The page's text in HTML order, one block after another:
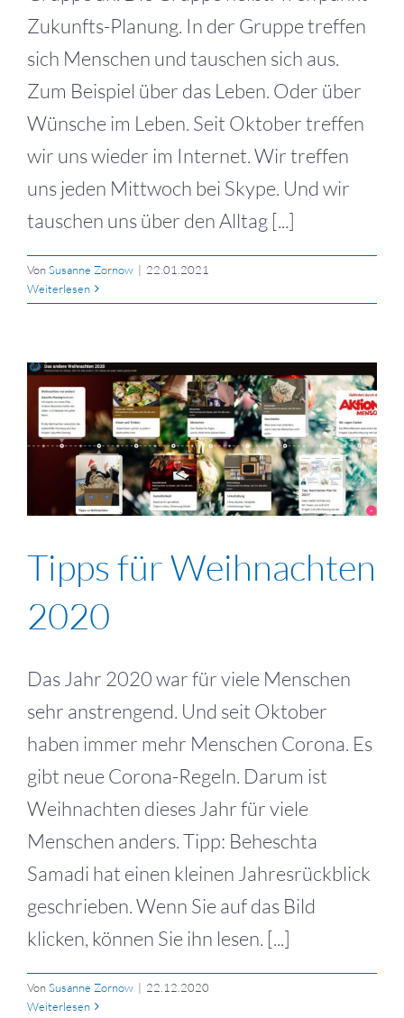
Zukunfts-Planung. In der Gruppe treffen
sich Menschen und tauschen sich aus.
Zum Beispiel über das Leben. Oder über
Wünsche im Leben. Seit Oktober treffen
wir uns wieder im Internet. Wir treffen
uns jeden Mittwoch bei Skype. Und wir
tauschen uns über den Alltag [...]
VonSusanne Zornow | 22.01.2021
Weiterlesen
Tipps für Weihnachten
2020
Das Jahr 2020 war für viele Menschen
sehr anstrengend. Und seit Oktober
haben immer mehr Menschen Corona. Es
gibt neue Corona-Regeln. Darum ist
Weihnachten dieses Jahr für viele
Menschen anders. Tipp: Beheschta
Samadi hat einen kleinen Jahresrückblick
geschrieben. Wenn Sie auf das Bild
klicken, können Sie ihn lesen. [...]
VonSusanne Zornow | 22.12.2020
Weiterlesen